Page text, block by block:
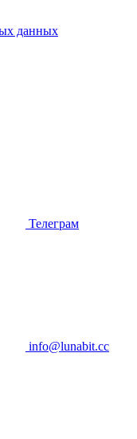
данных
Телеграм
info@lunabit.cc